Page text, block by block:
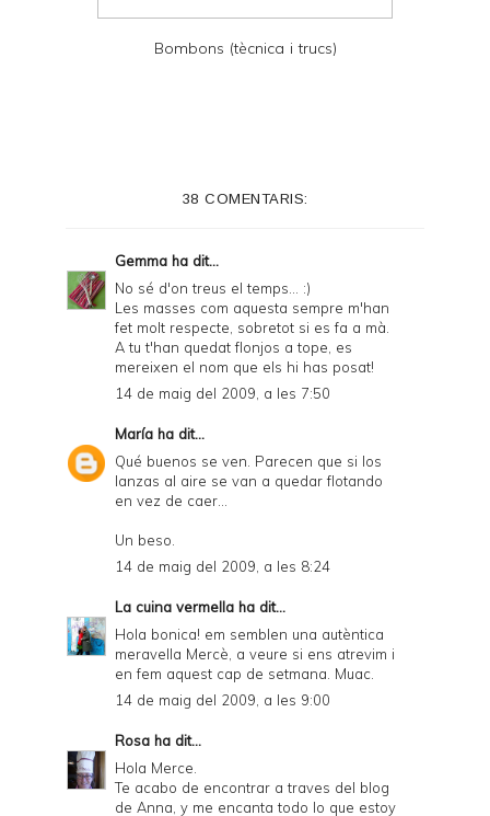
Bombons (tècnica i trucs)
38 COMENTARIS:
Gemma ha dit...
No sé d'on treus el temps... :)
Les masses com aquesta sempre m'han
fet molt respecte, sobretot si es fa a mà.
A tu t'han quedat flonjos a tope, es
mereixen el nom que els hi has posat!
14 de maig del 2009, a les 7:50
María ha dit...
Qué buenos se ven. Parecen que si los
lanzas al aire se van a quedar flotando
en vez de caer...
Un beso.
14 de maig del 2009, a les 8:24
La cuina vermella ha dit...
Hola bonica! em semblen una autèntica
meravella Mercè, a veure si ens atrevim i
en fem aquest cap de setmana. Muac.
14 de maig del 2009, a les 9:00
Rosa ha dit...
Hola Merce.
Te acabo de encontrar a traves del blog
de Anna, y me encanta todo lo que estoy